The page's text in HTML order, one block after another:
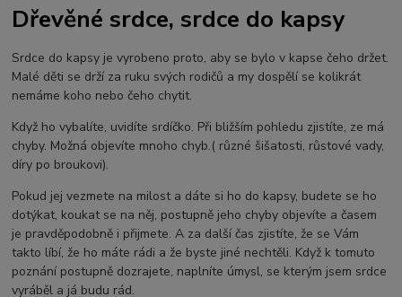
Dřevěné srdce, srdce do kapsy
Srdce do kapsy je vyrobeno proto, aby se bylo v kapse čeho držet.
Malé děti se drží za ruku svých rodičů a my dospělí se kolikrát
nemáme koho nebo čeho chytit.
Když ho vybalíte, uvidíte srdíčko. Při bližším pohledu zjistíte, ze má
chyby. Možná objevíte mnoho chyb.( různé šišatosti, růstové vady,
díry po broukovi).
Pokud jej vezmete na milost a dáte si ho do kapsy, budete se ho
dotýkat, koukat se na něj, postupně jeho chyby objevíte a časem
je pravděpodobně i přijmete. A za další čas zjistíte, že se Vám
takto líbí, že ho máte rádi a že byste jiné nechtěli. Když k tomuto
poznání postupně dozrajete, naplníte úmysl, se kterým jsem srdce
vyráběl a já budu rád.